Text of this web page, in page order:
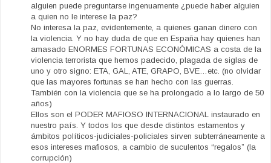
alguien puede preguntarse ingenuamente ¿puede haber alguien
a quien no le interese la paz?
No interesa la paz, evidentemente, a quienes ganan dinero con
la violencia. Y no hay duda de que en España hay quienes han
amasado ENORMES FORTUNAS ECONÓMICAS a costa de la
violencia terrorista que hemos padecido, plagada de siglas de
uno y otro signo: ETA, GAL, ATE, GRAPO, BVE…etc. (no olvidar
que las mayores fortunas se han hecho con las guerras.
También con la violencia que se ha prolongado a lo largo de 50
años)
Ellos son el PODER MAFIOSO INTERNACIONAL instaurado en
nuestro país. Y todos los que desde distintos estamentos y
ámbitos políticos-judiciales-policiales sirven subterráneamente a
esos intereses mafiosos, a cambio de suculentos “regalos” (la
corrupción)